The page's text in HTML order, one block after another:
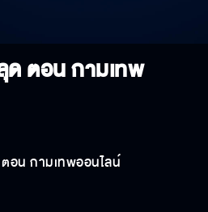
ด ตอน กามเทพ
อน กามเทพออนไลน์